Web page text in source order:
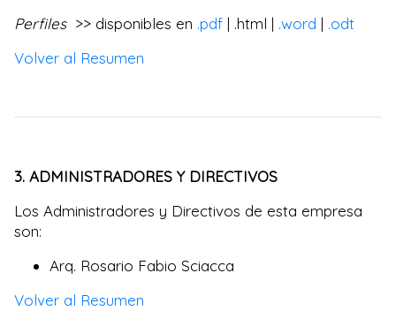
Perfiles>> disponibles en .pdf | .html | .word | .odt
Volver al Resumen
3. ADMINISTRADORES Y DIRECTIVOS
Los Administradores y Directivos de esta empresa
son:
Arq. Rosario Fabio Sciacca
Volver al Resumen